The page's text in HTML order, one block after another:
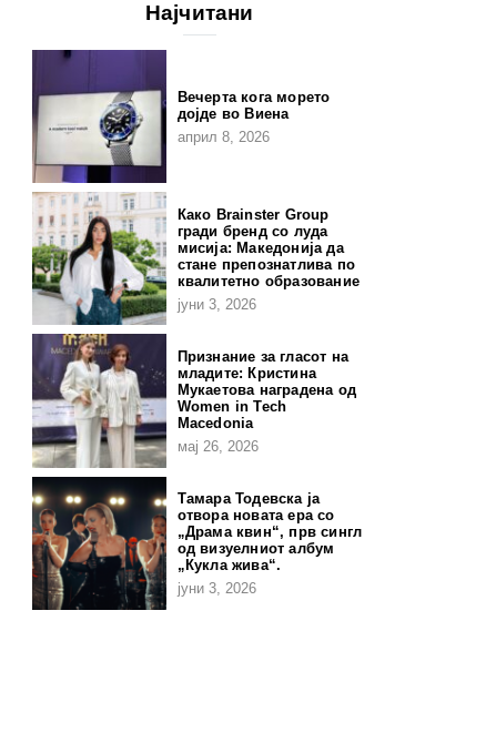
Најчитани
Вечерта кога морето
дојде во Виена
април 8, 2026
Како Brainster Group
гради бренд со луда
мисија: Македонија да
стане препознатлива по
квалитетно образование
јуни 3, 2026
Признание за гласот на
младите: Кристина
Мукаетова наградена од
Women in Tech
Macedonia
мај 26, 2026
Тамара Тодевска ја
отвора новата ера со
„Драма квин“, прв сингл
од визуелниот албум
„Кукла жива“.
јуни 3, 2026